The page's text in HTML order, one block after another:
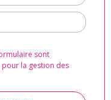
sont
la gestion des